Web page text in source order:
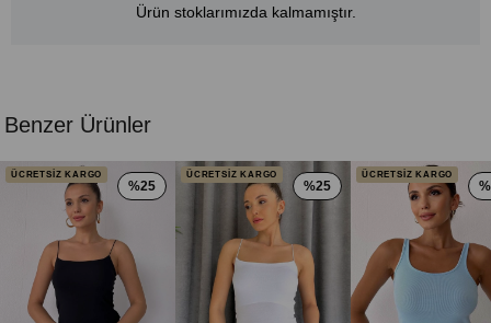
Ürün stoklarımızda kalmamıştır.
Benzer Ürünler
ÜCRETSİZ KARGO
%25
ÜCRETSİZ KARGO
%25
ÜCRETSİZ KARGO